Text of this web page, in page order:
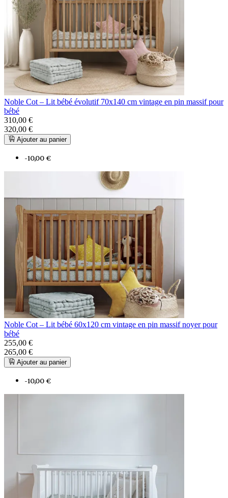
Noble Cot – Lit bébé évolutif 70x140 cm vintage en pin massif pour
bébé
310,00 €
320,00 €
Ajouter au panier
-10,00 €
Noble Cot – Lit bébé 60x120 cm vintage en pin massif noyer pour
bébé
255,00 €
265,00 €
Ajouter au panier
-10,00 €